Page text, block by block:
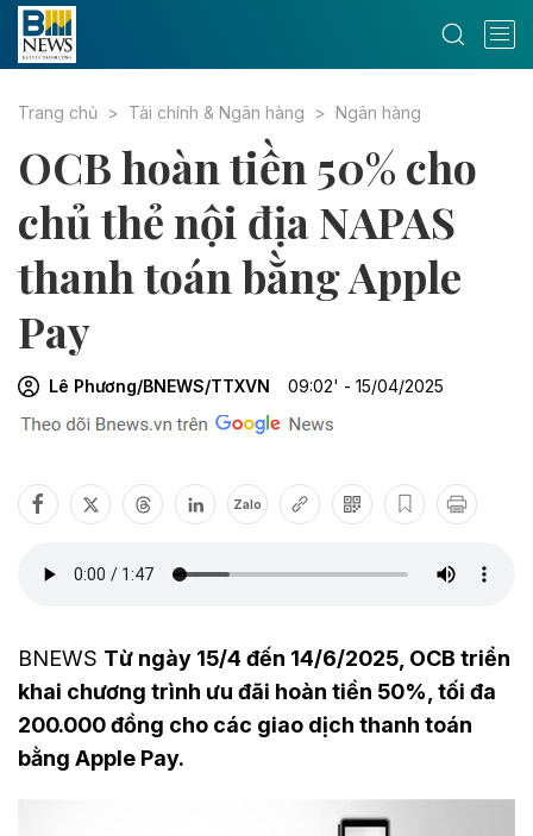
Trang chủ Tài chính & Ngân hàng Ngân hàng
OCB hoàn tiền 50% cho
chủ thẻ nội địa NAPAS
thanh toán bằng Apple
Pay
Lê Phương/BNEWS/TTXVN 09:02' - 15/04/2025
Zalo
BNEWS Từ ngày 15/4 đến 14/6/2025, OCB triển
khai chương trình ưu đãi hoàn tiền 50%, tối đa
200.000 đồng cho các giao dịch thanh toán
bằng Apple Pay.